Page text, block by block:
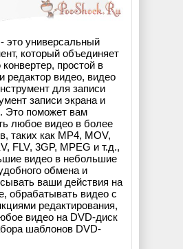
- это универсальный
который объединяет
простой в
редактор видео, видео
для записи
записи экрана и
Это поможет вам
любое видео в более
таких как MP4, MOV,
FLV, 3GP, MPEG и т.д.,
видео в небольшие
обмена и
ваши действия на
обрабатывать видео с
редактирования,
видео на DVD-диск
шаблонов DVD-